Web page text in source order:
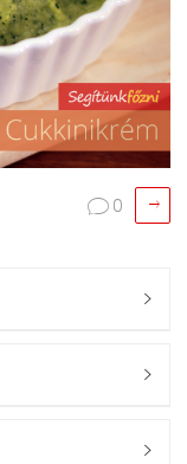
 0 


